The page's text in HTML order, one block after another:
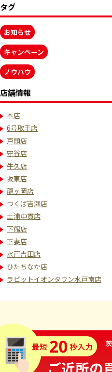
タグ
お知らせ
キャンペーン
ノウハウ
店舗情報
本店
6号取手店
戸頭店
守谷店
牛久店
坂東店
龍ヶ岡店
つくば吉瀬店
土浦中貫店
下館店
下妻店
水戸吉田店
ひたちなか店
ラビットイオンタウン水戸南店